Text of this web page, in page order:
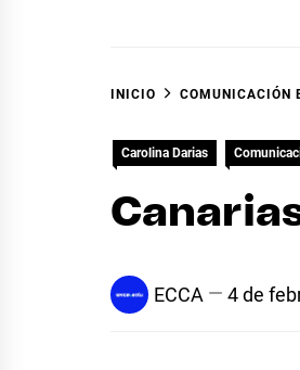
INICIO COMUNICACIÓN
Carolina Darias
ECCA 4 de